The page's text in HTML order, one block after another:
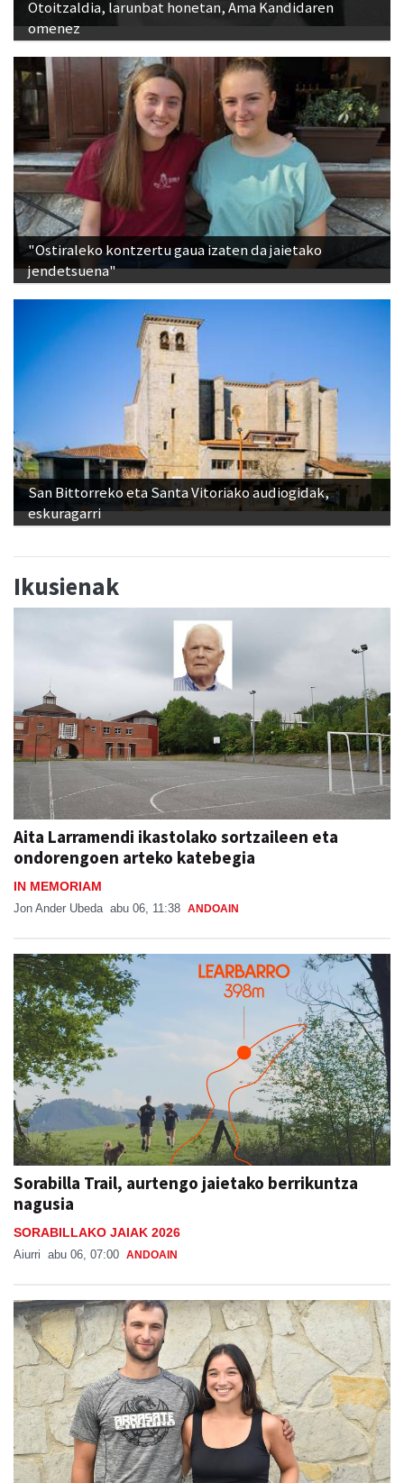
"Ostiraleko kontzertu gaua izaten da jaietako
jendetsuena"
San Bittorreko eta Santa Vitoriako audiogidak,
eskuragarri
Aita Larramendi ikastolako sortzaileen eta
ondorengoen arteko katebegia
IN MEMORIAM
Jon Ander Ubeda ANDOAIN
Sorabilla Trail, aurtengo jaietako berrikuntza
nagusia
SORABILLAKO JAIAK 2026
Aiurri